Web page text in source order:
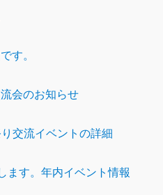
す。
会のお知らせ
交流イベントの詳細
ます。年内イベント情報